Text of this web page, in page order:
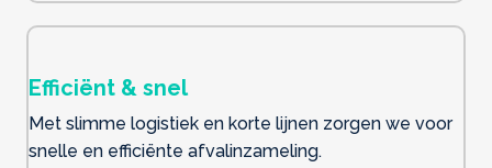
Efficiënt & snel
Met slimme logistiek en korte lijnen zorgen we voor
snelle en efficiënte afvalinzameling.